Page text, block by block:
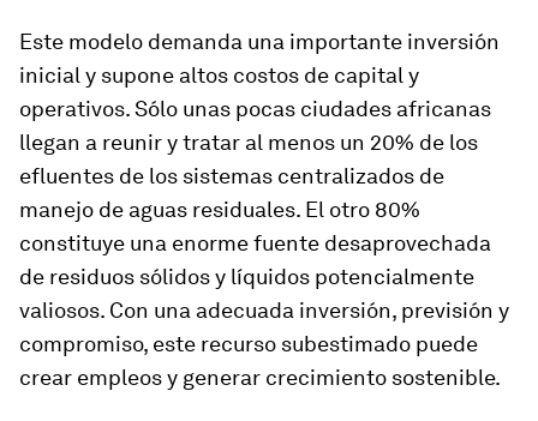
Este modelo demanda una importante inversión
inicial y supone altos costos de capital y
operativos. Sólo unas pocas ciudades africanas
llegan a reunir y tratar al menos un 20% de los
efluentes de los sistemas centralizados de
manejo de aguas residuales. El otro 80%
constituye una enorme fuente desaprovechada
de residuos sólidos y líquidos potencialmente
valiosos. Con una adecuada inversión, previsión y
compromiso, este recurso subestimado puede
crear empleos y generar crecimiento sostenible.